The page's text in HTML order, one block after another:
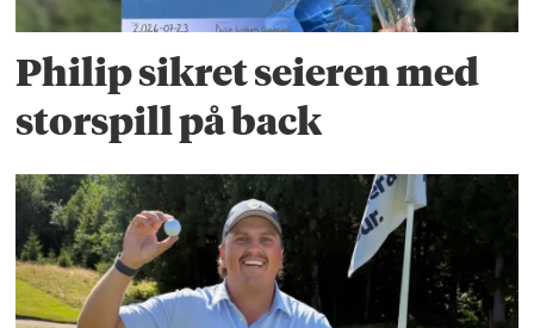
Philip sikret seieren med
storspill på back